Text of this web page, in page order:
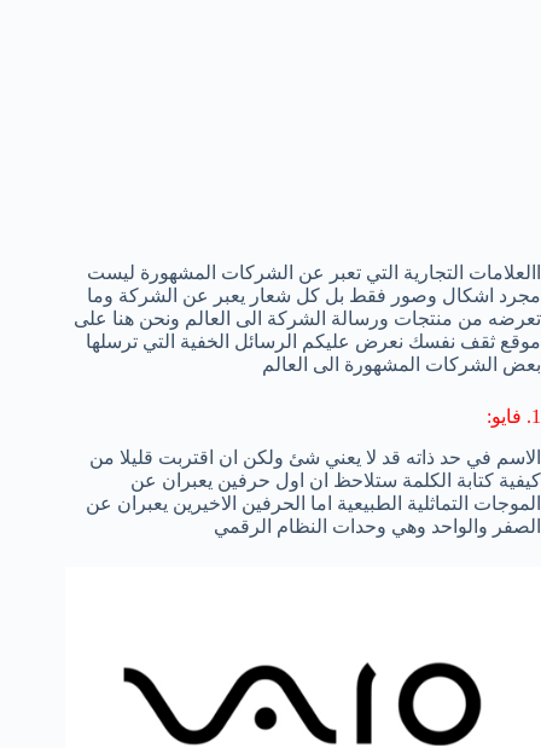
االعلامات التجارية التي تعبر عن الشركات المشهورة ليست
مجرد اشكال وصور فقط بل كل شعار يعبر عن الشركة وما
تعرضه من منتجات ورسالة الشركة الى العالم ونحن هنا على
موقع ثقف نفسك نعرض عليكم الرسائل الخفية التي ترسلها
بعض الشركات المشهورة الى العالم
1. فايو:
الاسم في حد ذاته قد لا يعني شئ ولكن ان اقتربت قليلا من
كيفية كتابة الكلمة ستلاحظ ان اول حرفين يعبران عن
الموجات التماثلية الطبيعية اما الحرفين الاخيرين يعبران عن
الصفر والواحد وهي وحدات النظام الرقمي